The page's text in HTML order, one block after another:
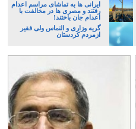
ایرانی ها به تماشای مراسم اعدام
رفتند و مصری ها در مخالفت با
اعدام جان باختند!
گریه وزاری و التماس ولی فقیر
ازمردم کردستان